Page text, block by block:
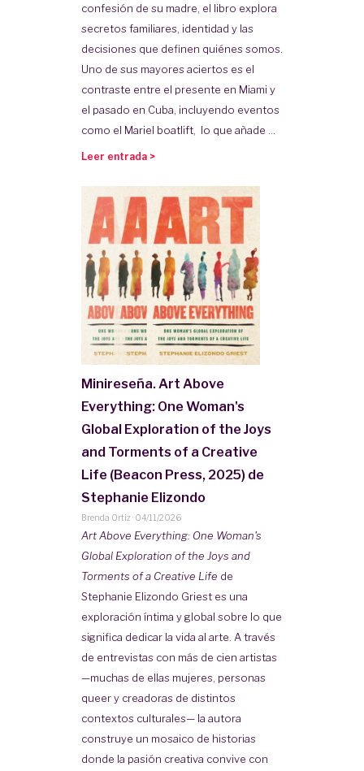
confesión de su madre, el libro explora
secretos familiares, identidad y las
decisiones que definen quiénes somos.
Uno de sus mayores aciertos es el
contraste entre el presente en Miami y
el pasado en Cuba, incluyendo eventos
como el Mariel boatlift, lo que añade ...
Leer entrada >
Minireseña. Art Above
Everything: One Woman's
Global Exploration of the Joys
and Torments of a Creative
Life (Beacon Press, 2025) de
Stephanie Elizondo
Brenda Ortiz · 04/11/2026
Art Above Everything: One Woman's
Global Exploration of the Joys and
Torments of a Creative Life de
Stephanie Elizondo Griest es una
exploración íntima y global sobre lo que
significa dedicar la vida al arte. A través
de entrevistas con más de cien artistas
—muchas de ellas mujeres, personas
queer y creadoras de distintos
contextos culturales— la autora
construye un mosaico de historias
donde la pasión creativa convive con